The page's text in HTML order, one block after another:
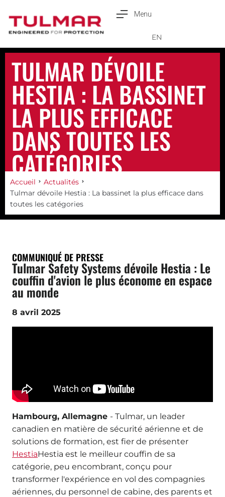
Menu
ENEnglish
TULMAR DÉVOILE
HESTIA : LA BASSINET
LA PLUS EFFICACE
DANS TOUTES LES
CATÉGORIES
Accueil
Actualités
Tulmar dévoile Hestia : La bassinet la plus efficace dans
toutes les catégories
COMMUNIQUÉ DE PRESSE
Tulmar Safety Systems dévoile Hestia : Le
couffin d'avion le plus économe en espace
au monde
8 avril 2025
Hambourg, Allemagne - Tulmar, un leader
canadien en matière de sécurité aérienne et de
solutions de formation, est fier de présenter
HestiaHestia est le meilleur couffin de sa
catégorie, peu encombrant, conçu pour
transformer l'expérience en vol des compagnies
aériennes, du personnel de cabine, des parents et